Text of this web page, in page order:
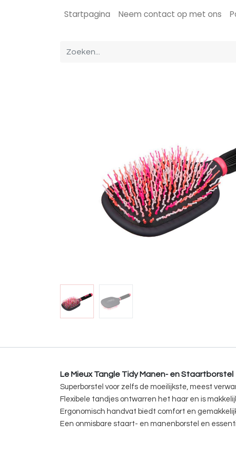
Startpagina Neem contact op met ons
Le Mieux Tangle Tidy Manen- en Staartborstel
Superborstel voor zelfs de moeilijkste, meest
Flexibele tandjes ontwarren het haar en is
Ergonomisch handvat biedt comfort en
Een onmisbare staart- en manenborstel en